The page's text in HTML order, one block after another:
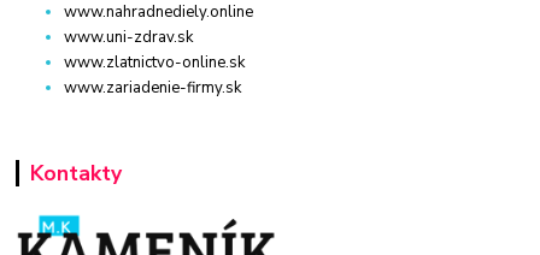
www.nahradnediely.online
www.uni-zdrav.sk
www.zlatnictvo-online.sk
www.zariadenie-firmy.sk
Kontakty